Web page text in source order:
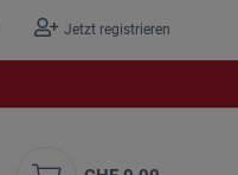
Jetzt registrieren